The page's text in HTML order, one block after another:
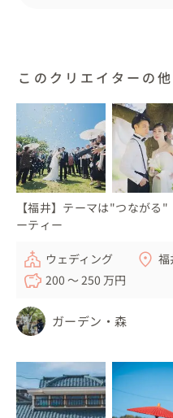
結婚式直後、おふたりか
たです！！」とお言葉をい
💍こんな人におすすめ
・結婚式のスタイルを迷っ
結婚式が分からないという
・親しい人だけを招待して
結婚式のカタチに、必ず決
ます。
０（ゼロ）から創りあげ
時間や場所、そして感謝
いカタチを一緒に見つけ
ましょう！
このクリエイターの
【福井】テーマは"つなが
ーティー
ウェディング
福
200 〜 250 万円
ガーデン・森